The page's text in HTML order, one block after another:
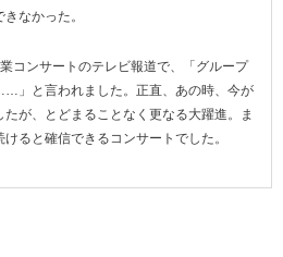
なかった。
コンサートのテレビ報道で、「グループ
」と言われました。正直、あの時、今が
が、とどまることなく更なる大躍進。ま
ると確信できるコンサートでした。